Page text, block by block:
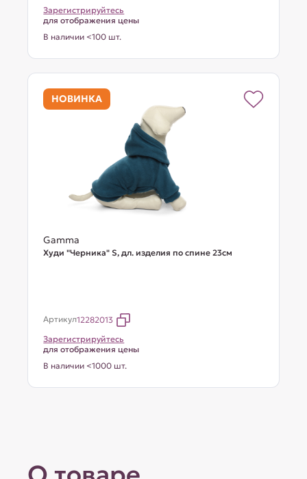
Зарегистрируйтесь
для отображения цены
В наличии <100 шт.
НОВИНКА
Gamma
Худи "Черника" S, дл. изделия по спине 23см
Артикул12282013
Зарегистрируйтесь
для отображения цены
В наличии <1000 шт.